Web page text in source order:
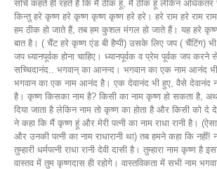
सोचे कहते ही रहते हैं कि मैं ठीक हूं, मैं ठीक हूं लेकिन अधिकतर
किन्तु हरे कृष्ण हरे कृष्ण कृष्ण कृष्ण हरे हरे। हरे राम हरे राम
हम ठीक हो जाते हैं, तब हम कुशल मंगल हो जाते हैं। यह हरे
बात है। ( चैंट हरे कृष्ण एंड बी हैप्पी) उसके लिए जप ( चैंटिंग) भी
जप ध्यानपूर्वक होना चाहिए। ध्यानपूर्वक व प्रेम पूर्वक जप
सच्चिदानंद.. भगवान् का आनन्द। भगवान का एक नाम आनंद
भगवान का एक नाम आनंद है। एक देवानंद भी हुए, वैसे देवानंद
है। कृष्ण किसका नाम है? किसी का नाम कृष्ण हो सकता है,
दिया जाता है लेकिन नाम तो कृष्ण का होता है और किसी को
ने कहा कि मैं कृष्ण हूं और मेरी पत्नी का नाम राधा रानी है।
और उनकी पत्नी का नाम राधारानी था) तब हमने कहा कि
तुम्हारी धर्मपत्नी राधा रानी देवी दासी है। तुम्हारा नाम कृष्ण है
वास्तव में तुम कृष्णदास ही रहोगे। वास्तविकता में सभी नाम